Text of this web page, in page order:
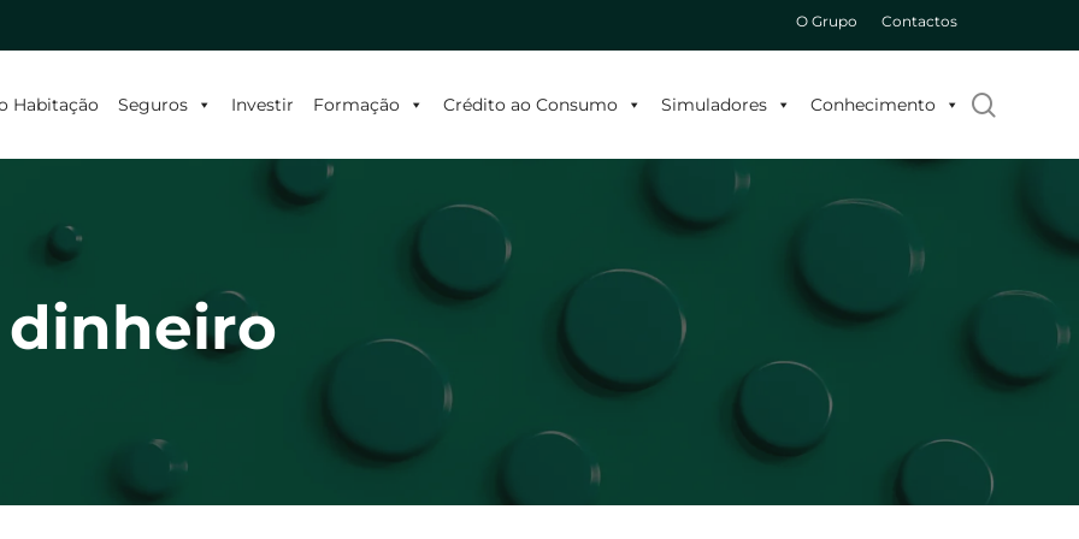
O Grupo Contactos
Habitação Seguros Investir Formação Crédito ao Consumo Simuladores Conhecimento